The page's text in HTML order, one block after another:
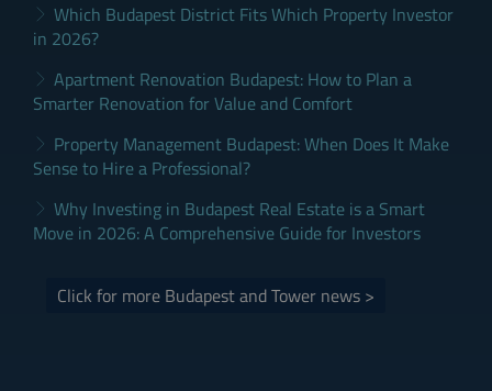
Which Budapest District Fits Which Property Investor
in 2026?
Apartment Renovation Budapest: How to Plan a
Smarter Renovation for Value and Comfort
Property Management Budapest: When Does It Make
Sense to Hire a Professional?
Why Investing in Budapest Real Estate is a Smart
Move in 2026: A Comprehensive Guide for Investors
Click for more Budapest and Tower news >